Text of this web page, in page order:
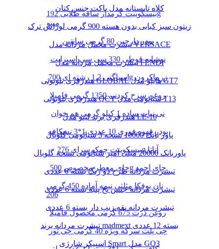
بیسکوییت کرمدار ساقه طلایی 192g
مینو
پودر دارچین 80 گرمی سانتین
نوشابه قوطی 330 سی سی اسپرایت
اسپاگتی 1.2 رشته ای 700g زرماکرون
روغن سرخ کردنی 1350 گرمی فامیلا
نی نبات ساده 1 کیلو گرمی هم خوان
پودر قهوه فوری 10 عددی 1*3 نسکافه
بیسکوییت چمک سرای 276g آناتا
چای معطر مخصوص 500g چای احمد
نان یوفکا مثلثی نیمه آماده 450 گرمی
206
روغن ذرت 675 گرمی محصول فامیلا
چی پلت سرکه ویژه 40 گرمی چی توز
کلاه تابستانه مدل باکت جنس کتان
زیتون سبز کبابی بدون هسته 900 گرمی لوراس ترک
تیشرت مخمل مردانه مدل VERSACE
تیشرت مخمل مردانه مدل FENDI
هندزفری بلوتوثی GLOBAL هایلو مدل GT7
هندزفری بلوتوثی QCY شیائومی مدل T13
هندزفری برند لیتو مدل LE-10
پاور بانک 10000 نسخه 3 شیائومی گلوبال
پاوربانک 20000 میلی آمپر شیائومی نسخه گلوبال
تیشرت مردانه طرح دو رنگ بسته 6 عددی
تیشرت مردانه جنس نخ پنبه بسته 6 عددی
تیشرت مردانه یقه زیپ دار بسته 6 عددی
تیشرت مردانه برند madmext بسته 12 عددی
اسپیکر شارژی Smart مدل GO3